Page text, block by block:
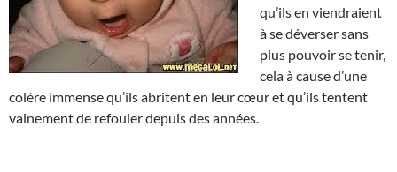
qu’ils en viendraient
à se déverser sans
plus pouvoir se tenir,
cela à cause d’une
colère immense qu’ils abritent en leur cœur et qu’ils tentent
vainement de refouler depuis des années.